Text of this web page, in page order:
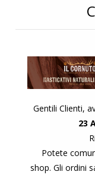
Gentili Clienti,
23
Potete
shop. Gli ordini